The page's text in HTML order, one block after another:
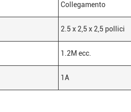
Collegamento
2.5 x 2,5 x 2,5 pollici
1.2M ecc.
1A